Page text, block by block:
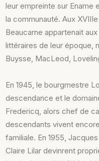
leur empreinte sur
la communauté. Aux
Beaucarne appartenait
littéraires de leur époque,
Buysse, MacLeod,
En 1945, le bourgmestre
descendance et le
Fredericq, alors chef de
descendants vivent
familiale. En 1955,
Claire Lilar devinrent